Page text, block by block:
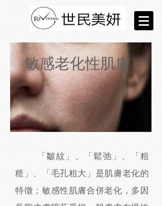
敏感老化性肌膚
「皺紋」、「鬆弛」、「粗
糙」、「毛孔粗大」是肌膚老化的
特徵；敏感性肌膚合併老化，多因